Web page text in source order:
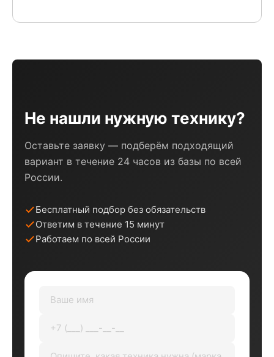
Не нашли нужную технику?
Оставьте заявку — подберём подходящий
вариант в течение 24 часов из базы по всей
России.
Бесплатный подбор без обязательств
Ответим в течение 15 минут
Работаем по всей России